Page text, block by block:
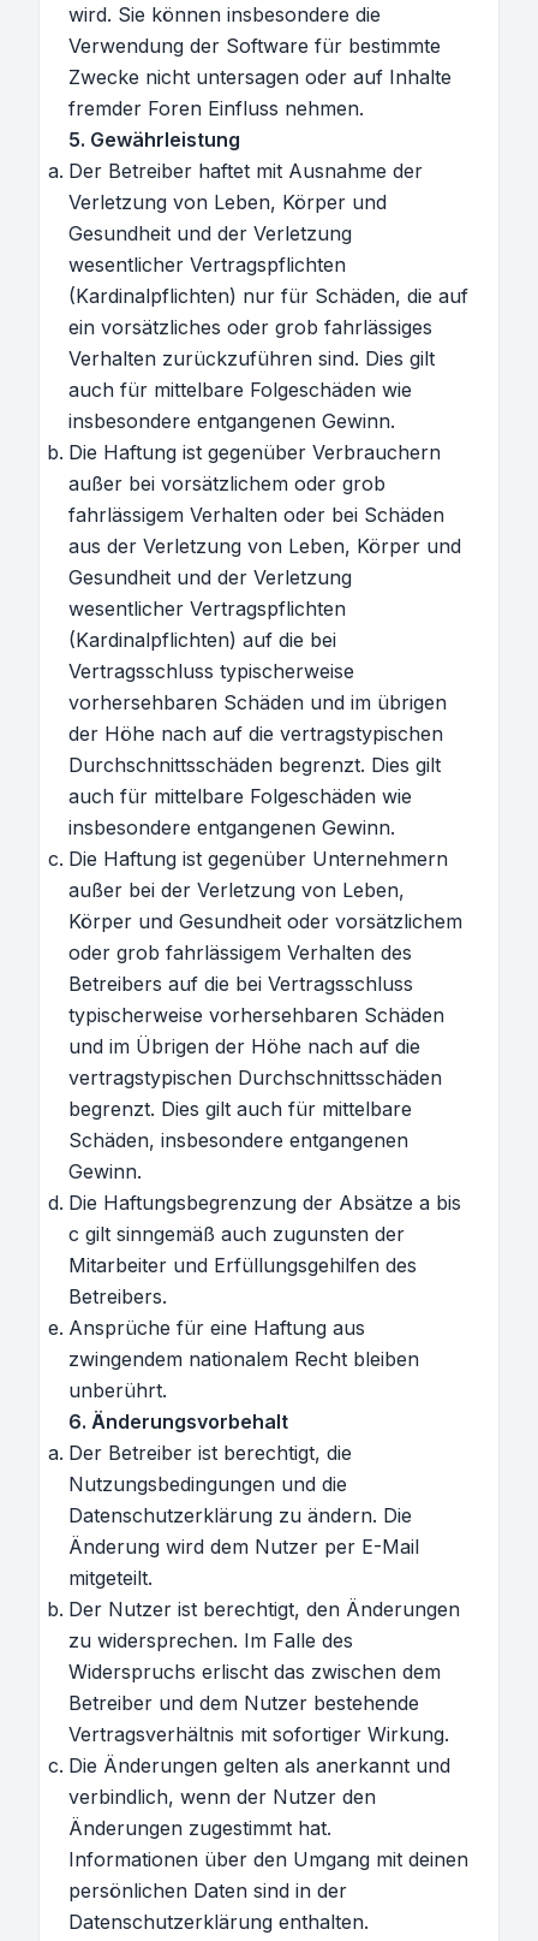
wird. Sie können insbesondere die
Verwendung der Software für bestimmte
Zwecke nicht untersagen oder auf Inhalte
fremder Foren Einfluss nehmen.
5. Gewährleistung
Der Betreiber haftet mit Ausnahme der
Verletzung von Leben, Körper und
Gesundheit und der Verletzung
wesentlicher Vertragspflichten
(Kardinalpflichten) nur für Schäden, die auf
ein vorsätzliches oder grob fahrlässiges
Verhalten zurückzuführen sind. Dies gilt
auch für mittelbare Folgeschäden wie
insbesondere entgangenen Gewinn.
Die Haftung ist gegenüber Verbrauchern
außer bei vorsätzlichem oder grob
fahrlässigem Verhalten oder bei Schäden
aus der Verletzung von Leben, Körper und
Gesundheit und der Verletzung
wesentlicher Vertragspflichten
(Kardinalpflichten) auf die bei
Vertragsschluss typischerweise
vorhersehbaren Schäden und im übrigen
der Höhe nach auf die vertragstypischen
Durchschnittsschäden begrenzt. Dies gilt
auch für mittelbare Folgeschäden wie
insbesondere entgangenen Gewinn.
Die Haftung ist gegenüber Unternehmern
außer bei der Verletzung von Leben,
Körper und Gesundheit oder vorsätzlichem
oder grob fahrlässigem Verhalten des
Betreibers auf die bei Vertragsschluss
typischerweise vorhersehbaren Schäden
und im Übrigen der Höhe nach auf die
vertragstypischen Durchschnittsschäden
begrenzt. Dies gilt auch für mittelbare
Schäden, insbesondere entgangenen
Gewinn.
Die Haftungsbegrenzung der Absätze a bis
c gilt sinngemäß auch zugunsten der
Mitarbeiter und Erfüllungsgehilfen des
Betreibers.
Ansprüche für eine Haftung aus
zwingendem nationalem Recht bleiben
unberührt.
6. Änderungsvorbehalt
Der Betreiber ist berechtigt, die
Nutzungsbedingungen und die
Datenschutzerklärung zu ändern. Die
Änderung wird dem Nutzer per E-Mail
mitgeteilt.
Der Nutzer ist berechtigt, den Änderungen
zu widersprechen. Im Falle des
Widerspruchs erlischt das zwischen dem
Betreiber und dem Nutzer bestehende
Vertragsverhältnis mit sofortiger Wirkung.
Die Änderungen gelten als anerkannt und
verbindlich, wenn der Nutzer den
Änderungen zugestimmt hat.
Informationen über den Umgang mit deinen
persönlichen Daten sind in der
Datenschutzerklärung enthalten.